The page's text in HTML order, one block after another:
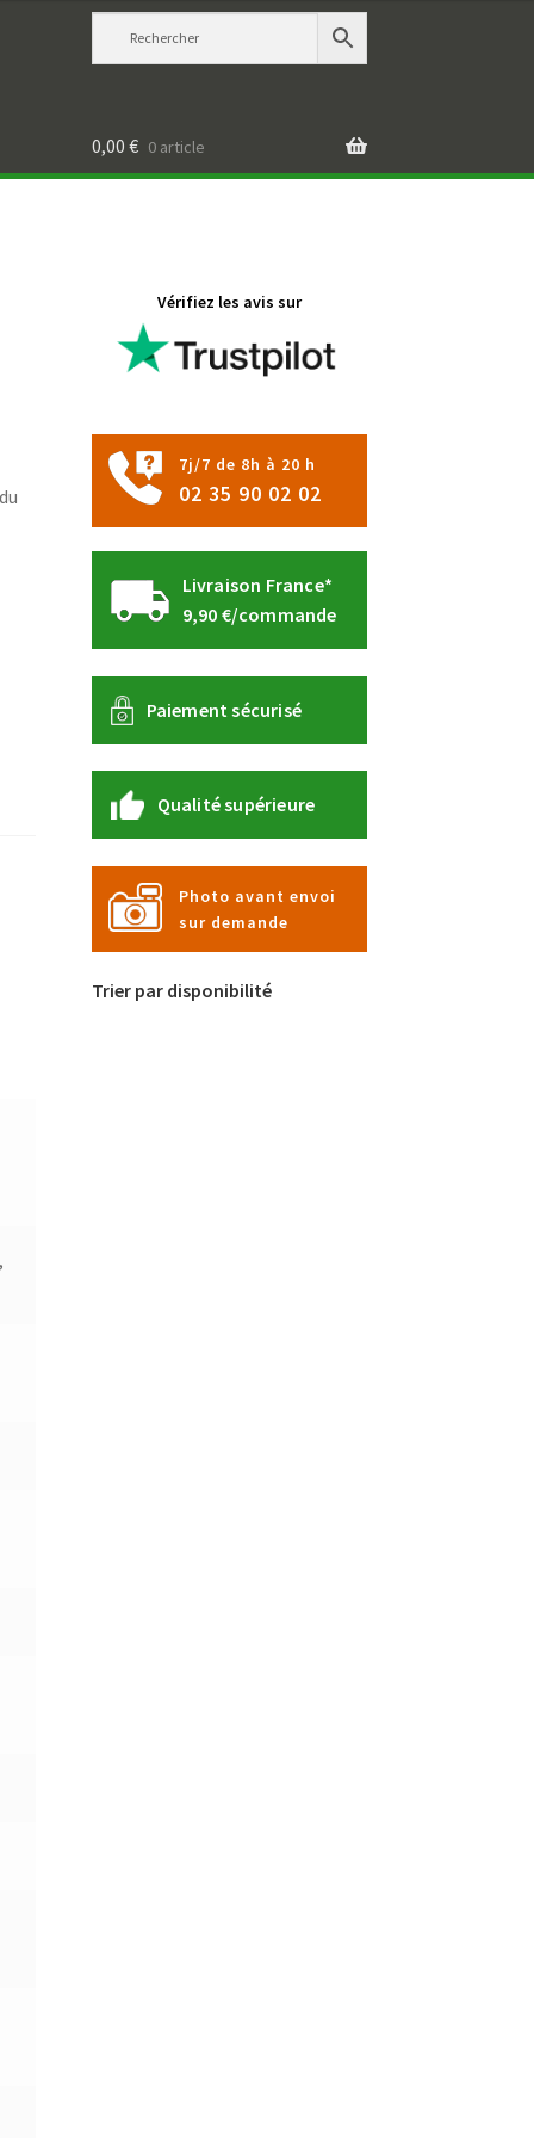
0,00 € 0 article
,
Vérifiez les avis sur
7j/7 de 8h à 20 h
02 35 90 02 02
Livraison France*
9,90 €/commande
Paiement sécurisé
Qualité supérieure
Photo avant envoi
sur demande
Trier par disponibilité